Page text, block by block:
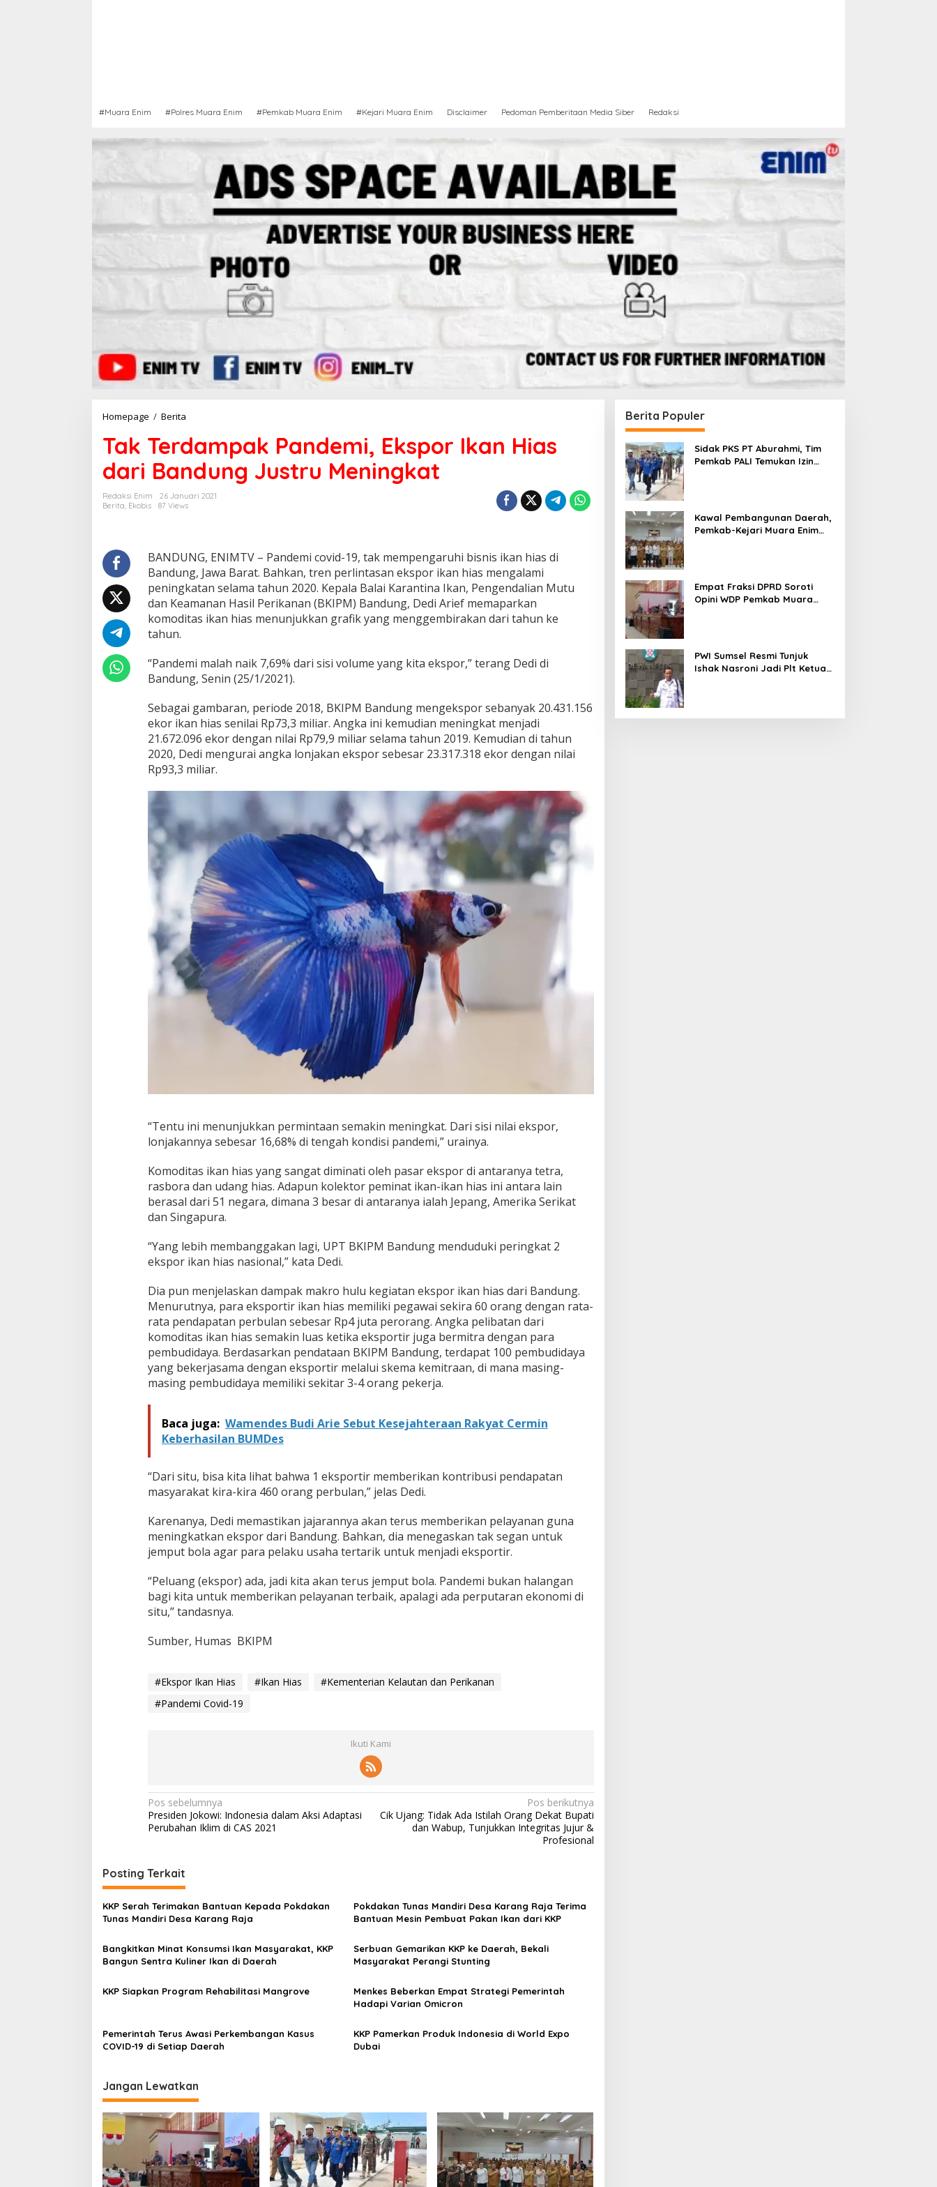
#Muara Enim #Polres Muara Enim #Pemkab Muara Enim #Kejari Muara Enim Disclaimer Pedoman Pemberitaan Media Siber Redaksi
Homepage / Berita
k
T
e
r
a
k
a
n
d
e
E
k
p
r
I
k
a
H
a
a
a
n
d
u
n
g
J
u
i
k
a
Tak Terdampak Pandemi, Ekspor Ikan Hias
dari Bandung Justru Meningkat
Redaksi Enim
26 Januari 2021
Berita Ekobis 87 Views
BANDUNG, ENIMTV – Pandemi covid-19, tak mempengaruhi bisnis ikan hias di
Bandung, Jawa Barat. Bahkan, tren perlintasan ekspor ikan hias mengalami
peningkatan selama tahun 2020. Kepala Balai Karantina Ikan, Pengendalian Mutu
dan Keamanan Hasil Perikanan (BKIPM) Bandung, Dedi Arief memaparkan
komoditas ikan hias menunjukkan grafik yang menggembirakan dari tahun ke
tahun.
“Pandemi malah naik 7,69% dari sisi volume yang kita ekspor,” terang Dedi di
Bandung, Senin (25/1/2021).
Sebagai gambaran, periode 2018, BKIPM Bandung mengekspor sebanyak 20.431.156
ekor ikan hias senilai Rp73,3 miliar. Angka ini kemudian meningkat menjadi
21.672.096 ekor dengan nilai Rp79,9 miliar selama tahun 2019. Kemudian di tahun
2020, Dedi mengurai angka lonjakan ekspor sebesar 23.317.318 ekor dengan nilai
Rp93,3 miliar.
“Tentu ini menunjukkan permintaan semakin meningkat. Dari sisi nilai ekspor,
lonjakannya sebesar 16,68% di tengah kondisi pandemi,” urainya.
Komoditas ikan hias yang sangat diminati oleh pasar ekspor di antaranya tetra,
rasbora dan udang hias. Adapun kolektor peminat ikan-ikan hias ini antara lain
berasal dari 51 negara, dimana 3 besar di antaranya ialah Jepang, Amerika Serikat
dan Singapura.
“Yang lebih membanggakan lagi, UPT BKIPM Bandung menduduki peringkat 2
ekspor ikan hias nasional,” kata Dedi.
Dia pun menjelaskan dampak makro hulu kegiatan ekspor ikan hias dari Bandung.
Menurutnya, para eksportir ikan hias memiliki pegawai sekira 60 orang dengan rata-
rata pendapatan perbulan sebesar Rp4 juta perorang. Angka pelibatan dari
komoditas ikan hias semakin luas ketika eksportir juga bermitra dengan para
pembudidaya. Berdasarkan pendataan BKIPM Bandung, terdapat 100 pembudidaya
yang bekerjasama dengan eksportir melalui skema kemitraan, di mana masing-
masing pembudidaya memiliki sekitar 3-4 orang pekerja.
Baca juga: Wamendes Budi Arie Sebut Kesejahteraan Rakyat Cermin
Keberhasilan BUMDes
“Dari situ, bisa kita lihat bahwa 1 eksportir memberikan kontribusi pendapatan
masyarakat kira-kira 460 orang perbulan,” jelas Dedi.
Karenanya, Dedi memastikan jajarannya akan terus memberikan pelayanan guna
meningkatkan ekspor dari Bandung. Bahkan, dia menegaskan tak segan untuk
jemput bola agar para pelaku usaha tertarik untuk menjadi eksportir.
“Peluang (ekspor) ada, jadi kita akan terus jemput bola. Pandemi bukan halangan
bagi kita untuk memberikan pelayanan terbaik, apalagi ada perputaran ekonomi di
situ,” tandasnya.
Sumber, Humas BKIPM
#Ekspor Ikan Hias #Ikan Hias
#Kementerian Kelautan dan Perikanan
#Pandemi Covid-19
Ikuti Kami
N
a
i
g
a
s
i
p
s
Pos sebelumnya
Presiden Jokowi: Indonesia dalam Aksi Adaptasi
Perubahan Iklim di CAS 2021
Pos berikutnya
Cik Ujang: Tidak Ada Istilah Orang Dekat Bupati
dan Wabup, Tunjukkan Integritas Jujur &
Profesional
Posting Terkait
KKP Serah Terimakan Bantuan Kepada Pokdakan
Tunas Mandiri Desa Karang Raja
Pokdakan Tunas Mandiri Desa Karang Raja Terima
Bantuan Mesin Pembuat Pakan Ikan dari KKP
Bangkitkan Minat Konsumsi Ikan Masyarakat, KKP
Bangun Sentra Kuliner Ikan di Daerah
Serbuan Gemarikan KKP ke Daerah, Bekali
Masyarakat Perangi Stunting
KKP Siapkan Program Rehabilitasi Mangrove
Menkes Beberkan Empat Strategi Pemerintah
Hadapi Varian Omicron
Pemerintah Terus Awasi Perkembangan Kasus
COVID-19 di Setiap Daerah
KKP Pamerkan Produk Indonesia di World Expo
Dubai
Jangan Lewatkan
Berita Populer
Sidak PKS PT Aburahmi, Tim
Pemkab PALI Temukan Izin
Kawal Pembangunan Daerah,
Pemkab-Kejari Muara Enim
Empat Fraksi DPRD Soroti
Opini WDP Pemkab Muara
PWI Sumsel Resmi Tunjuk
Ishak Nasroni Jadi Plt Ketua